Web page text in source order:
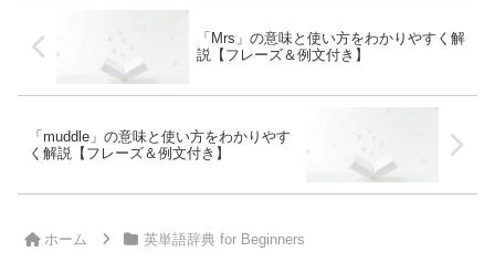
「Mrs」の意味と使い方をわかりやすく解
説【フレーズ＆例文付き】
「muddle」の意味と使い方をわかりやす
く解説【フレーズ＆例文付き】
ホーム 英単語辞典 for Beginners